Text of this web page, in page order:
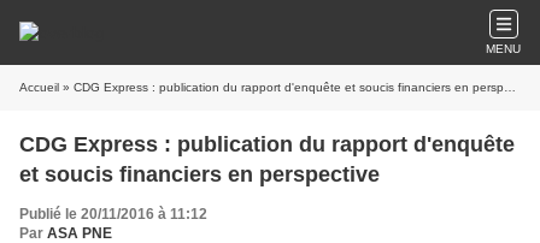
MENU
Accueil » CDG Express : publication du rapport d'enquête et soucis financiers en perspective
CDG Express : publication du rapport d'enquête
et soucis financiers en perspective
Publié le 20/11/2016 à 11:12
Par ASA PNE